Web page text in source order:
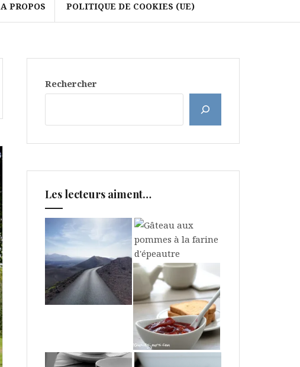
A PROPOS POLITIQUE DE COOKIES (UE)
Rechercher
Les lecteurs aiment…